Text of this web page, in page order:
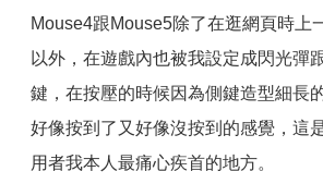
Mouse4跟Mouse5除了在逛網頁時上
以外，在遊戲內也被我設定成閃光彈
鍵，在按壓的時候因為側鍵造型細長
好像按到了又好像沒按到的感覺，這
用者我本人最痛心疾首的地方。